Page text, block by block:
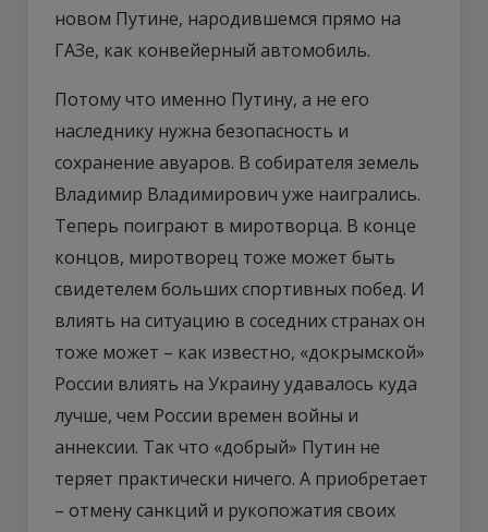
новом Путине, народившемся прямо на
ГАЗе, как конвейерный автомобиль.
Потому что именно Путину, а не его
наследнику нужна безопасность и
сохранение авуаров. В собирателя земель
Владимир Владимирович уже наигрались.
Теперь поиграют в миротворца. В конце
концов, миротворец тоже может быть
свидетелем больших спортивных побед. И
влиять на ситуацию в соседних странах он
тоже может – как известно, «докрымской»
России влиять на Украину удавалось куда
лучше, чем России времен войны и
аннексии. Так что «добрый» Путин не
теряет практически ничего. А приобретает
– отмену санкций и рукопожатия своих